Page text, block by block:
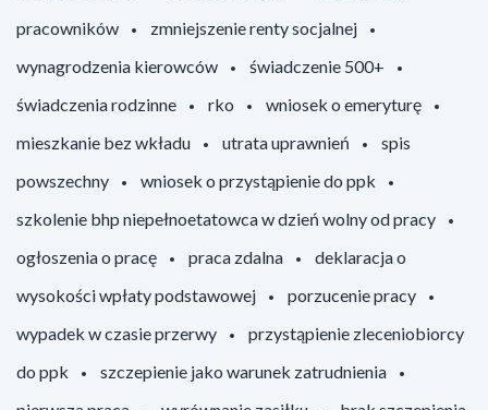
pracowników
zmniejszenie renty socjalnej
wynagrodzenia kierowców
świadczenie 500+
świadczenia rodzinne
rko
wniosek o emeryturę
mieszkanie bez wkładu
utrata uprawnień
spis
powszechny
wniosek o przystąpienie do ppk
szkolenie bhp niepełnoetatowca w dzień wolny od pracy
ogłoszenia o pracę
praca zdalna
deklaracja o
wysokości wpłaty podstawowej
porzucenie pracy
wypadek w czasie przerwy
przystąpienie zleceniobiorcy
do ppk
szczepienie jako warunek zatrudnienia